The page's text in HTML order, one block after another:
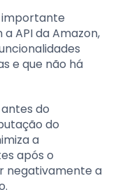
importante
API da Amazon,
e que não há
do
do
a
após o
negativamente a